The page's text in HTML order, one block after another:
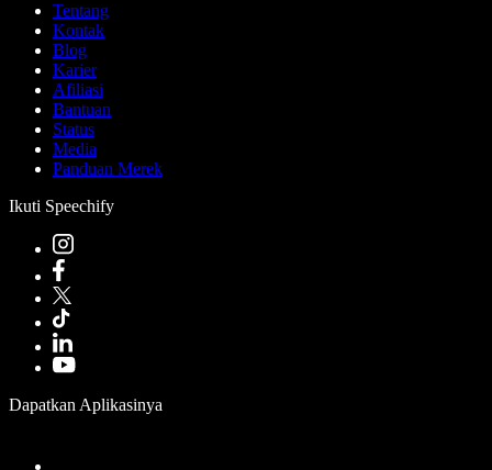
Tentang
Kontak
Blog
Karier
Afiliasi
Bantuan
Status
Media
Panduan Merek
Ikuti Speechify
Dapatkan Aplikasinya